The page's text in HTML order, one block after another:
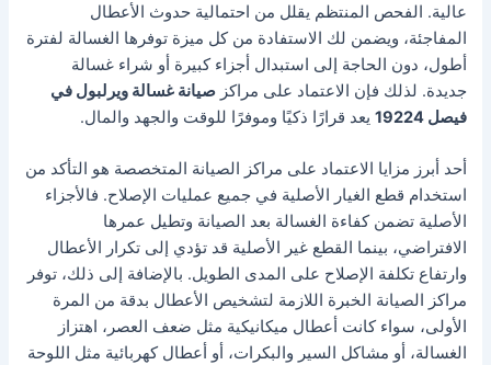
عالية. الفحص المنتظم يقلل من احتمالية حدوث الأعطال
المفاجئة، ويضمن لك الاستفادة من كل ميزة توفرها الغسالة لفترة
أطول، دون الحاجة إلى استبدال أجزاء كبيرة أو شراء غسالة
جديدة. لذلك فإن الاعتماد على مراكزصيانة غسالة ويرلبول في
فيصل 19224
يعد قرارًا ذكيًا وموفرًا للوقت والجهد والمال.
أحد أبرز مزايا الاعتماد على مراكز الصيانة المتخصصة هو التأكد من
استخدام قطع الغيار الأصلية في جميع عمليات الإصلاح. فالأجزاء
الأصلية تضمن كفاءة الغسالة بعد الصيانة وتطيل عمرها
الافتراضي، بينما القطع غير الأصلية قد تؤدي إلى تكرار الأعطال
وارتفاع تكلفة الإصلاح على المدى الطويل. بالإضافة إلى ذلك، توفر
مراكز الصيانة الخبرة اللازمة لتشخيص الأعطال بدقة من المرة
الأولى، سواء كانت أعطال ميكانيكية مثل ضعف العصر، اهتزاز
الغسالة، أو مشاكل السير والبكرات، أو أعطال كهربائية مثل اللوحة